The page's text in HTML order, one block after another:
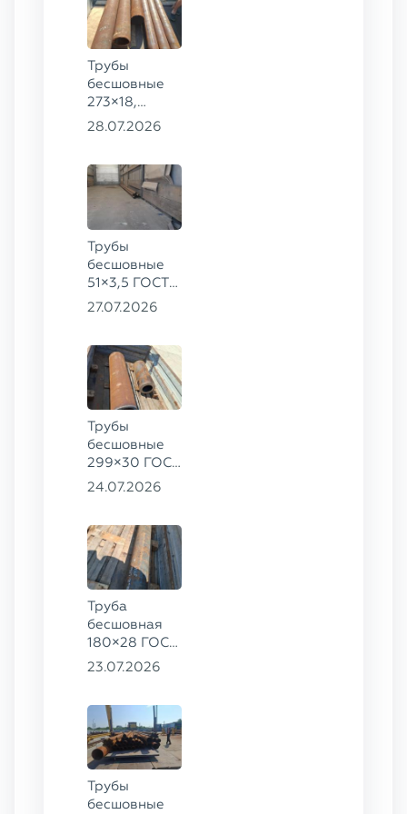
Трубы
бесшовные
273×18,
168×12 ГОСТ
28.07.2026
Трубы
бесшовные
51×3,5 ГОСТ
8732-78, ст.
27.07.2026
Трубы
бесшовные
299×30 ГОСТ
8732-78, ст.
78, ст.
30ХГСА
24.07.2026
Труба
бесшовная
180×28 ГОСТ
8732-78, ст.
23.07.2026
Трубы
бесшовные